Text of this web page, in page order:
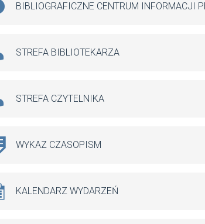
BIBLIOGRAFICZNE CENTRUM INFORMACJI
STREFA BIBLIOTEKARZA
STREFA CZYTELNIKA
WYKAZ CZASOPISM
KALENDARZ WYDARZEŃ